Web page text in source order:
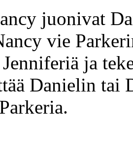
juonivat
vie
Jenniferiä ja
Danielin tai